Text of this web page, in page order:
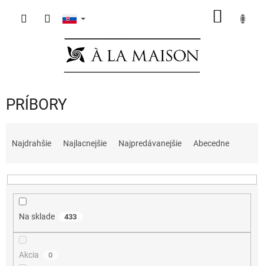
PRÍBORY
n
Najdrahšie Najlacnejšie Najpredávanejšie Abecedne
Na sklade 433
Akcia 0